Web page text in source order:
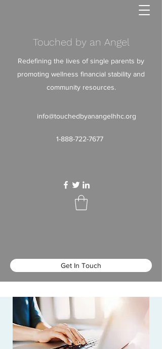
Touched by an Angel
Redefining the lives of single parents by
promoting wellness financial stability and
community resources.
info@touchedbyanangelhhc.org
1-888-722-7677
Get In Touch